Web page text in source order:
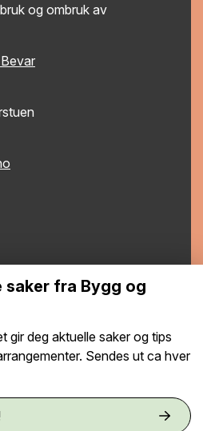
og ombruk av
saker fra Bygg og
gir deg aktuelle saker og tips
Sendes ut ca hver